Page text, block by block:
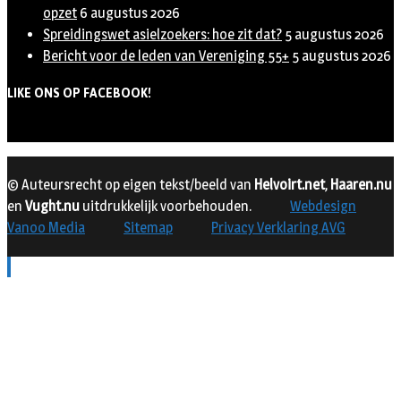
opzet 6 augustus 2026
Spreidingswet asielzoekers: hoe zit dat? 5 augustus 2026
Bericht voor de leden van Vereniging 55+ 5 augustus 2026
LIKE ONS OP FACEBOOK!
© Auteursrecht op eigen tekst/beeld van Helvoirt.net, Haaren.nu
en Vught.nu uitdrukkelijk voorbehouden.
Webdesign
Vanoo Media
Sitemap Privacy Verklaring AVG